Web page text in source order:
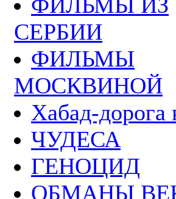
СЕРБИИ
ФИЛЬМЫ
МОСКВИНОЙ
Хабад-дорога
ЧУДЕСА
ГЕНОЦИД
ОБМАНЫ